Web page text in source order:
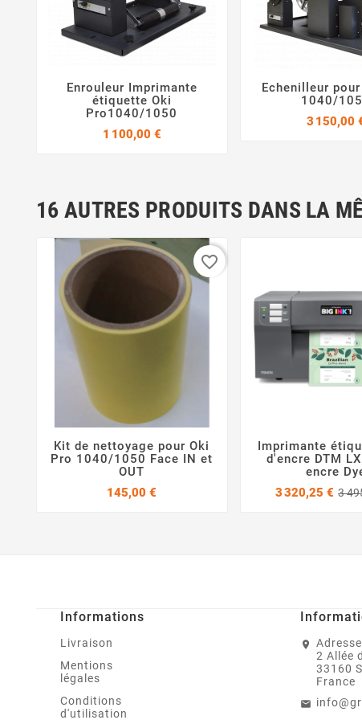
 
Enrouleur Imprimante
étiquette Oki
Pro1040/1050
1 100,00 €Prix
 
Echenilleur
1040/
3 150,00
16 AUTRES PRODUITS DANS LA
 
Kit de nettoyage pour Oki
Pro 1040/1050 Face IN et
OUT
145,00 €
favorite_border
 
Imprimante
d'encre DTM
encre
3 320,25 € 3
Informations
Livraison
Mentions
légales
Conditions
d'utilisation
2 Allée
33160
France